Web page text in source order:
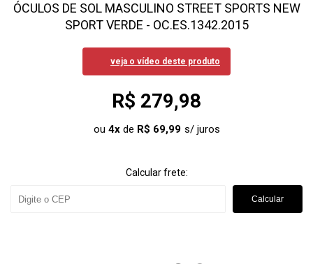
ÓCULOS DE SOL MASCULINO STREET SPORTS NEW
SPORT VERDE - OC.ES.1342.2015
veja o vídeo deste produto
R$ 279,98
ou 4xde R$ 69,99
Calcular frete:
Calcular